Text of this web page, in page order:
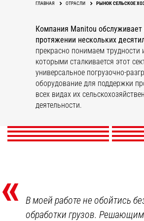
ГЛАВНАЯ ОТРАСЛИ РЫНОК СЕЛЬСКОЕ
Компания Manitou
протяжении нескольких
прекрасно понимаем трудности
которыми сталкивается этот
универсальное погрузочно-
оборудование для поддержки
всех видах их
деятельности.
Растениеводство
Овощеводство
ОТКРОЙТЕ ДЛЯ СЕБЯ
Смешанное сельское
хозяйство
ОТКРОЙТЕ ДЛЯ СЕБЯ
Птицеводство
ОТКРОЙТЕ ДЛЯ СЕБЯ
«
В моей работе не обойтись
обработки грузов.